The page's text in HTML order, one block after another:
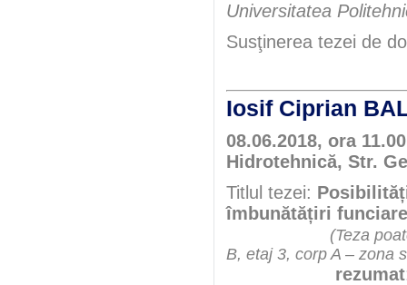
Universitatea
Susţinerea tezei de
Iosif Ciprian
08.06.2018, ora
Hidrotehnică, Str.
Titlul tezei:
îmbunătățiri funciare
(Teza
B, etaj 3, corp A – zona
rezumat